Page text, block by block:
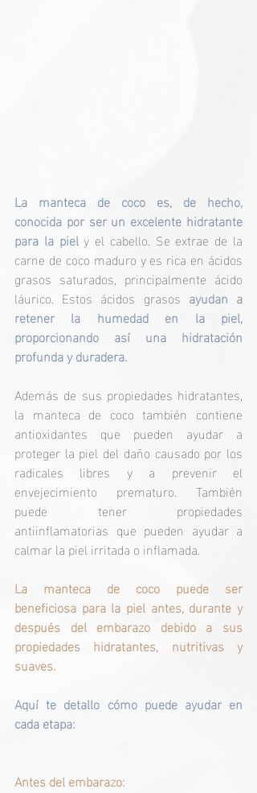
La manteca de coco es, de hecho,
conocida por ser un excelente hidratante
para la piel y el cabello. Se extrae de la
carne de coco maduro y es rica en ácidos
grasos saturados, principalmente ácido
láurico. Estos ácidos grasos ayudan a
retener la humedad en la piel,
proporcionando así una hidratación
profunda y duradera.
Además de sus propiedades hidratantes,
la manteca de coco también contiene
antioxidantes que pueden ayudar a
proteger la piel del daño causado por los
radicales libres y a prevenir el
envejecimiento prematuro. También
puede tener propiedades
antiinflamatorias que pueden ayudar a
calmar la piel irritada o inflamada.
La manteca de coco puede ser
beneficiosa para la piel antes, durante y
después del embarazo debido a sus
propiedades hidratantes, nutritivas y
suaves.
Aquí te detallo cómo puede ayudar en
cada etapa:
Antes del embarazo: